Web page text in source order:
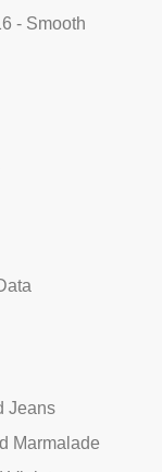
- Smooth
Jeans
Marmalade